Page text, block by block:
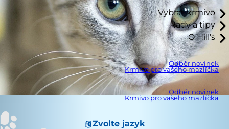
Vybrat krmivo
Rady a tipy
O Hill's
Odběr novinek
Krmivo pro vašeho mazlíčka
Odběr novinek
Krmivo pro vašeho mazlíčka
Zvolte jazyk